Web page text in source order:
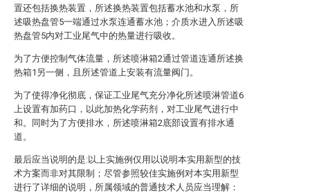
置还包括换热装置，所述换热装置包括蓄水池和水泵，所
述吸热盘管5一端通过水泵连通蓄水池；介质水进入所述吸
热盘管5内对工业尾气中的热量进行吸收。
为了方便控制气体流量，所述喷淋箱2通过管道连通所述换
热箱1另一侧，且所述管道上安装有流量阀门。
为了使得净化彻底，保证工业尾气充分净化所述喷淋管道6
上设置有加药口，以此加热化学药剂，对工业尾气进行中
和。同时为了方便排水，所述喷淋箱2底部设置有排水通
道。
最后应当说明的是:以上实施例仅用以说明本实用新型的技
术方案而非对其限制；尽管参照较佳实施例对本实用新型
进行了详细的说明，所属领域的普通技术人员应当理解：